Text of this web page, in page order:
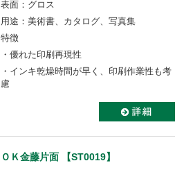
表面：グロス
用途：美術書、カタログ、写真集
特徴
・優れた印刷再現性
・インキ乾燥時間が早く、印刷作業性も考
慮
ＯＫ金藤片面 【ST0019】